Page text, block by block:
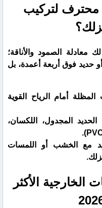
محترف لتركيب
الصمود والأناقة؛
حديد فوق أربعة أعمدة، بل
أمام الرياح القوية
الحديد المجدول، اللكسان،
مع الخشب أو اللمسات
الخارجية الأكثر